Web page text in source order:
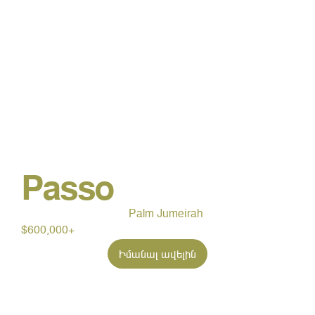
Passo
Palm Jumeirah
$600,000+
Իմանալ ավելին